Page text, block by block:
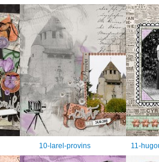
10-larel-provins 11-